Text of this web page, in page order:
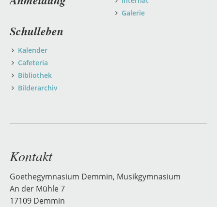
Galerie
Schulleben
Kalender
Cafeteria
Bibliothek
Bilderarchiv
Kontakt
Goethegymnasium Demmin, Musikgymnasium
An der Mühle 7
17109 Demmin